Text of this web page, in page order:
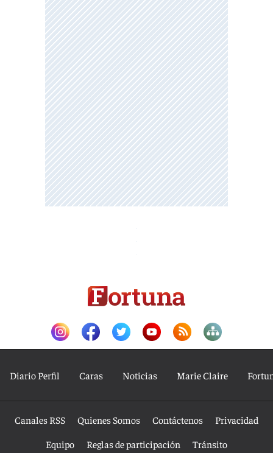
Diario Perfil Caras Noticias Marie Claire
Canales RSS Quienes Somos Contáctenos
Privacidad
Equipo
Reglas de participación Tránsito